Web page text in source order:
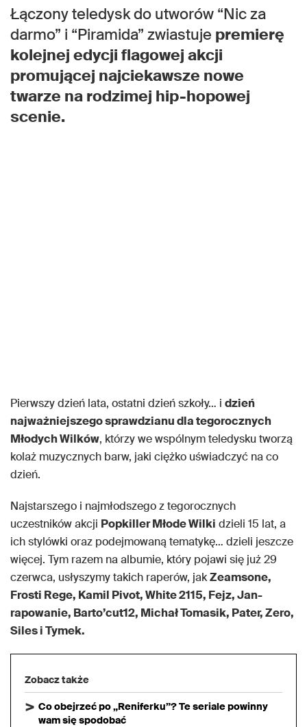
Łączony teledysk do utworów “Nic za
darmo” i “Piramida” zwiastuje premierę
kolejnej edycji flagowej akcji
promującej najciekawsze nowe
twarze na rodzimej hip-hopowej
scenie.
Pierwszy dzień lata, ostatni dzień szkoły… i dzień
najważniejszego sprawdzianu dla tegorocznych
Młodych Wilków, którzy we wspólnym teledysku tworzą
kolaż muzycznych barw, jaki ciężko uświadczyć na co
dzień.
Najstarszego i najmłodszego z tegorocznych
uczestników akcji Popkiller Młode Wilki dzieli 15 lat, a
ich stylówki oraz podejmowaną tematykę… dzieli jeszcze
więcej. Tym razem na albumie, który pojawi się już 29
czerwca, usłyszymy takich raperów, jakZeamsone,
Frosti Rege, Kamil Pivot, White 2115, Fejz, Jan-
rapowanie, Barto’cut12, Michał Tomasik, Pater, Zero,
Siles i Tymek.
Zobacz także
Co obejrzeć po „Reniferku”? Te seriale powinny
wam się spodobać